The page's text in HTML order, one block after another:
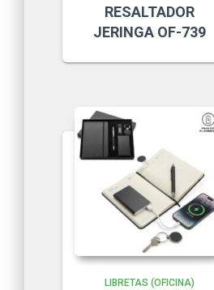
RESALTADOR
JERINGA OF-739
LIBRETAS (OFICINA)